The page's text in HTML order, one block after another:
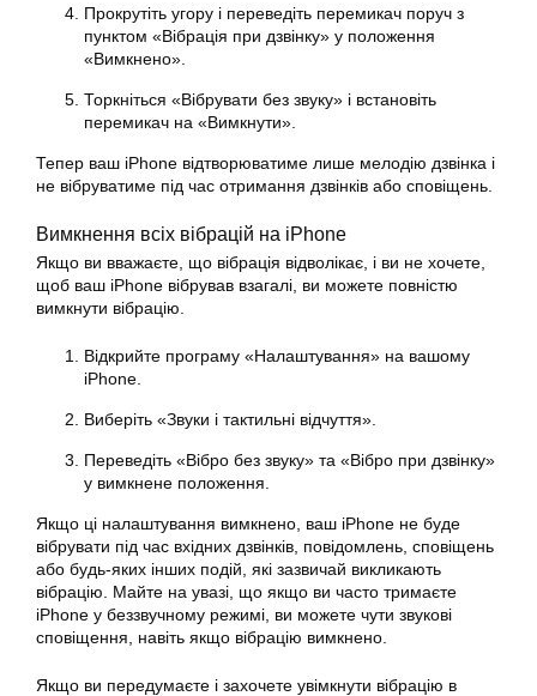
Прокрутіть угору і переведіть перемикач поруч з
пунктом «Вібрація при дзвінку» у положення
«Вимкнено».
Торкніться «Вібрувати без звуку» і встановіть
перемикач на «Вимкнути».
Тепер ваш iPhone відтворюватиме лише мелодію дзвінка і
не вібруватиме під час отримання дзвінків або сповіщень.
Вимкнення всіх вібрацій на iPhone
Якщо ви вважаєте, що вібрація відволікає, і ви не хочете,
щоб ваш iPhone вібрував взагалі, ви можете повністю
вимкнути вібрацію
Відкрийте програму «Налаштування» на вашому
iPhone.
Виберіть «Звуки і тактильні відчуття».
Переведіть «Вібро без звуку» та «Вібро при дзвінку»
у вимкнене положення.
Якщо ці налаштування вимкнено, ваш iPhone не буде
вібрувати під час вхідних дзвінків, повідомлень, сповіщень
або будь-яких інших подій, які зазвичай викликають
вібрацію. Майте на увазі, що якщо ви часто тримаєте
iPhone у беззвучному режимі, ви можете чути звукові
сповіщення, навіть якщо вібрацію вимкнено.
Якщо ви передумаєте і захочете увімкнути вібрацію в